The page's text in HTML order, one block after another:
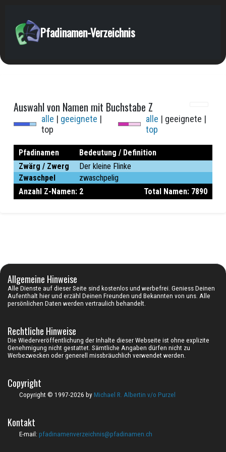
Pfadinamen-Verzeichnis
Auswahl von Namen mit Buchstabe Z
alle | geeignete |
top
alle | geeignete |
top
Pfadinamen
Bedeutung / Definition
Zwärg / Zwerg
Der kleine Flinke
Zwaschpel
zwaschpelig
Anzahl Z-Namen: 2
Total Namen: 7890
Allgemeine Hinweise
Alle Dienste auf dieser Seite sind kostenlos und werbefrei. Geniess Deinen
Aufenthalt hier und erzähl Deinen Freunden und Bekannten von uns. Alle
persönlichen Daten werden vertraulich behandelt.
Rechtliche Hinweise
Die Wiederveröffentlichung der Inhalte dieser Webseite ist ohne explizite
Genehmigung nicht gestattet. Sämtliche Angaben dürfen nicht zu
Werbezwecken oder generell missbräuchlich verwendet werden.
Copyright
Copyright © 1997-2026 by Michael R. Albertin v/o Purzel
Kontakt
E-mail: pfadinamenverzeichnis@pfadinamen.ch